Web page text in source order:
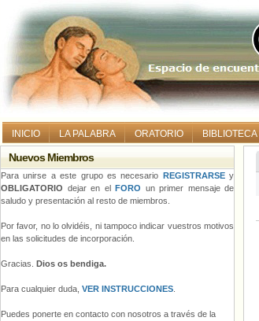
INICIO LA PALABRA ORATORIO BIBLIOTECA
Nuevos Miembros
Para unirse a este grupo es necesario REGISTRARSEy
OBLIGATORIO dejar en el FORO un primer mensaje de
saludo y presentación al resto de miembros.
Por favor, no lo olvidéis, ni tampoco indicar vuestros motivos
en las solicitudes de incorporación.
Gracias. Dios os bendiga.
Para cualquier duda, VER INSTRUCCIONES
Puedes ponerte en contacto con nosotros a través de la